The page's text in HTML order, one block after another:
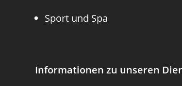
Sport und Spa
Informationen zu unseren